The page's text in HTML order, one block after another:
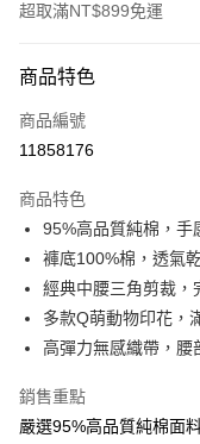
超取滿NT$899免運
信用卡一次付款
超商取貨付款
Apple Pay
街口支付
悠遊付
AFTEE先享後付
相關說明
AFTEE先享後付是「在收
ATM付款
商品特色
商品編號
11858176
商品特色
95%高品質純棉，手
褲底100%棉，透氣
經典中腰三角剪裁，
多款Q萌動物印花，
高彈力無感織帶，腰
銷售重點
嚴選95%高品質純棉面